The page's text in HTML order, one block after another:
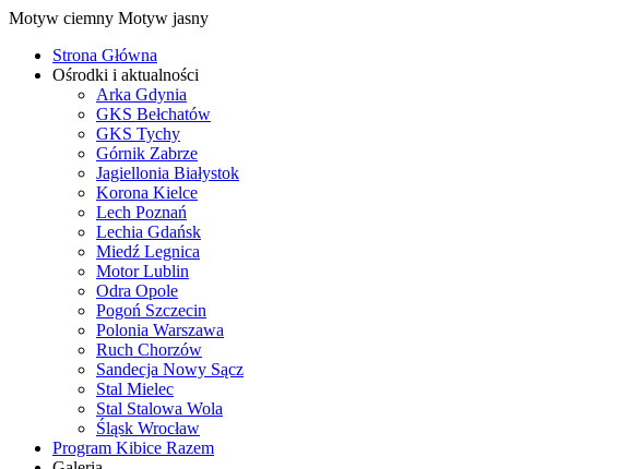
Motyw ciemny Motyw jasny
Strona Główna
Ośrodki i aktualności
Arka Gdynia
GKS Bełchatów
GKS Tychy
Górnik Zabrze
Jagiellonia Białystok
Korona Kielce
Lech Poznań
Lechia Gdańsk
Miedź Legnica
Motor Lublin
Odra Opole
Pogoń Szczecin
Polonia Warszawa
Ruch Chorzów
Sandecja Nowy Sącz
Stal Mielec
Stal Stalowa Wola
Śląsk Wrocław
Program Kibice Razem